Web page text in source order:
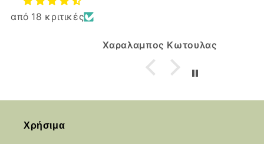
από 18 κριτικές
Χαραλαμπος Κωτουλας
Χρήσιμα